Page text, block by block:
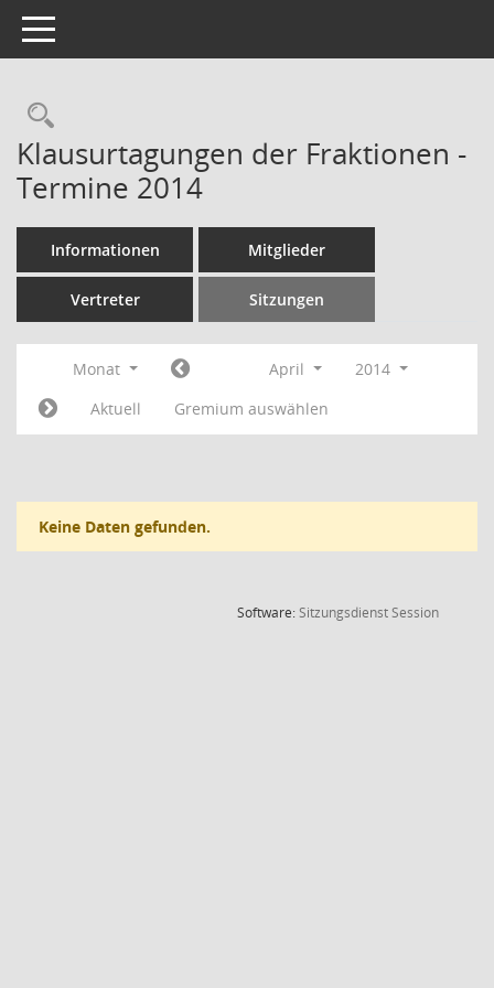
Toggle navigation
Rechercheauswahl
Klausurtagungen der Fraktionen -
Termine 2014
Informationen Mitglieder
Vertreter Sitzungen
Monat April
2014
Aktuell
Gremium auswählen
Keine Daten gefunden.
Software:SitzungsdienstSession(Wird in